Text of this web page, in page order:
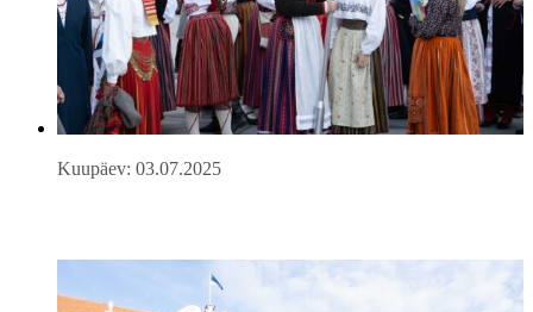
Kuupäev: 03.07.2025